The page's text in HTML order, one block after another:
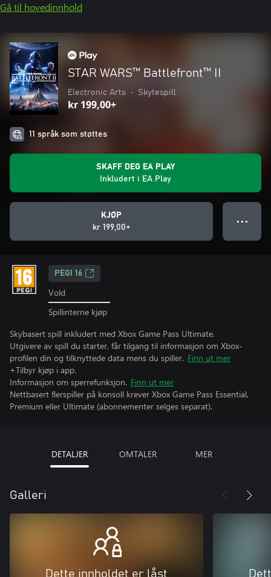
Gå til hovedinnhold
STAR WARS™ Battlefront™ II
Electronic Arts • Skytespill
kr 199,00+
11 språk som støttes
SKAFF DEG EA PLAY
Inkludert i EA Play
KJØP
kr 199,00+
● ● ●
PEGI 16
Vold
Spillinterne kjøp
Skybasert spill inkludert med Xbox Game Pass Ultimate.
Utgivere av spill du starter, får tilgang til informasjon om Xbox-
profilen din og tilknyttede data mens du spiller. Finn ut mer
+Tilbyr kjøp i app.
Informasjon om sperrefunksjon. Finn ut mer
Nettbasert flerspiller på konsoll krever Xbox Game Pass Essential,
Premium eller Ultimate (abonnementer selges separat).
DETALJER OMTALER MER
Galleri
Dette innholdet er låst